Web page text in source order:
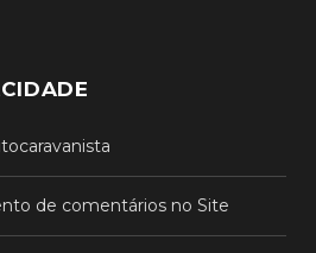
de comentários no Site